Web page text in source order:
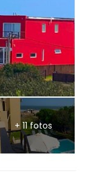
+ 11 fotos